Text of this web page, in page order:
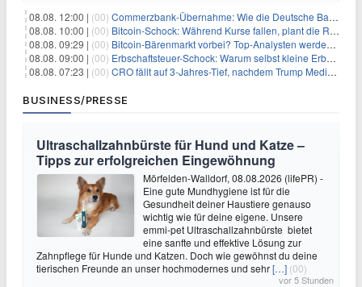
08.08. 12:00 | (00) Commerzbank-Übernahme: Wie die Deutsche Bank im Schatten zum großen Gewinner wird
08.08. 10:00 | (00) Bitcoin-Schock: Während Kurse fallen, plant die Regierung die Steuer-Bombe
08.08. 09:29 | (00) Bitcoin-Bärenmarkt vorbei? Top-Analysten werden optimistisch, aber die Geschichte sagt etwas anderes
08.08. 09:00 | (00) Erbschaftsteuer-Schock: Warum selbst kleine Erbschaften den Fiskus Millionen kosten
08.08. 07:23 | (00) CRO fällt auf 3-Jahres-Tief, nachdem Trump Media zwei große Crypto.com-Deals storniert
BUSINESS/PRESSE
Ultraschallzahnbürste für Hund und Katze –
Tipps zur erfolgreichen Eingewöhnung
Mörfelden-Walldorf, 08.08.2026 (lifePR) -
Eine gute Mundhygiene ist für die
Gesundheit deiner Haustiere genauso
wichtig wie für deine eigene. Unsere
emmi-pet Ultraschallzahnbürste bietet
eine sanfte und effektive Lösung zur
Zahnpflege für Hunde und Katzen. Doch wie gewöhnst du deine
tierischen Freunde an unser hochmodernes und sehr[…] (00)
vor 5 Stunden